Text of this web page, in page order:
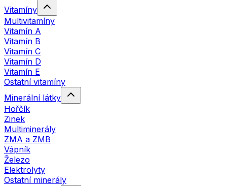
Vitamíny
Multivitamíny
Vitamín A
Vitamín B
Vitamín C
Vitamín D
Vitamín E
Ostatní vitamíny
Minerální látky
Hořčík
Zinek
Multiminerály
ZMA a ZMB
Vápník
Železo
Elektrolyty
Ostatní minerály